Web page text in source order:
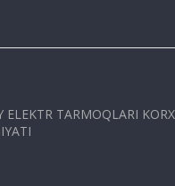
ELEKTR TARMOQLARI